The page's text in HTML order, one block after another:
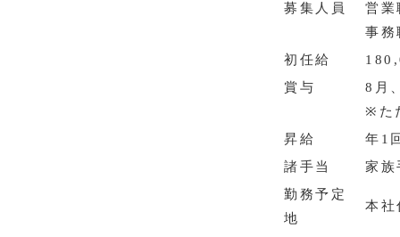
募集人員
営業
事務
初任給
賞与
8月
※た
昇給
年1
諸手当
家族
勤務予定
地
本社